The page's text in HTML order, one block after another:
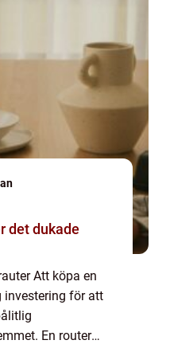
det dukade
Att köpa en
investering för att
En router